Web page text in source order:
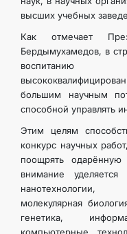
высших учебных
Как отмечает
Бердымухамедов, в
воспитанию
большим научным
способной управлять
Этим целям
конкурс научных
поощрять
внимание
нанотехнологии,
молекулярная
генетика,